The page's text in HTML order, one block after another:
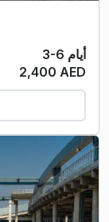
3-6 أيام
2,400 AED